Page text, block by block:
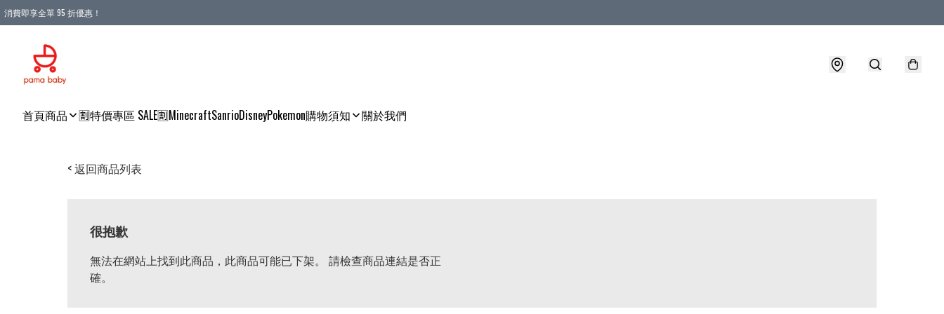
消費即享全單 95 折優惠！
首頁商品 🈹特價專區 SALE🈹MinecraftSanrioDisneyPokemon購物須知 關於我們
< 返回商品列表
很抱歉
無法在網站上找到此商品，此商品可能已下架。 請檢查商品連結是否正
確。